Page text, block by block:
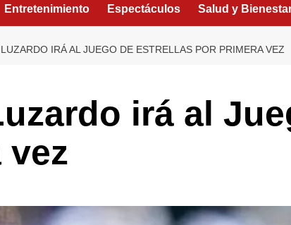
Entretenimiento Espectáculos Salud y
IRÁ AL JUEGO DE ESTRELLAS POR PRIMERA VEZ
irá al
vez